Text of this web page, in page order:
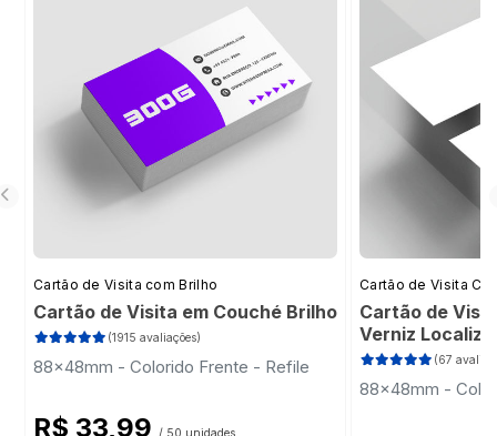
Cartão de Visita com Brilho
Cartão de Visita em Couché Brilho
(1915 avaliações)
88x48mm - Colorido Frente - Refile
R$ 33,99
Cartão de Visita
Cartão de
Verniz
(67
88x48mm -